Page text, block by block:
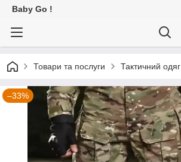
Baby Go !
Товари та послуги Тактичний одяг
–33%